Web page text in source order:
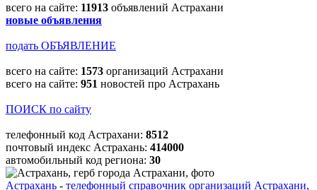
всего на сайте: 11913 объявлений Астрахани
новые объявления
подать ОБЪЯВЛЕНИЕ
всего на сайте: 1573 организаций Астрахани
всего на сайте: 951 новостей про Астрахань
ПОИСК по сайту
телефонный код Астрахани: 8512
почтовый индекс Астрахань: 414000
автомобильный код региона: 30
Астрахань - телефонный справочник организаций Астрахани,